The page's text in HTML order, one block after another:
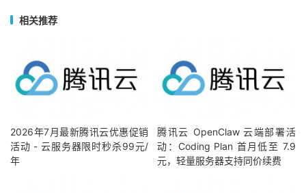
相关推荐
2026年7月最新腾讯云优惠促销
活动 - 云服务器限时秒杀99元/
年
腾讯云 OpenClaw 云端部署活
动：Coding Plan 首月低至 7.9
元，轻量服务器支持同价续费